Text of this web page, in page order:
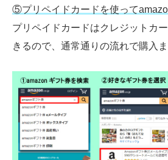
⑤プリペイドカードを使って
プリペイドカードはクレジットカ
きるので、通常通りの流れで購入